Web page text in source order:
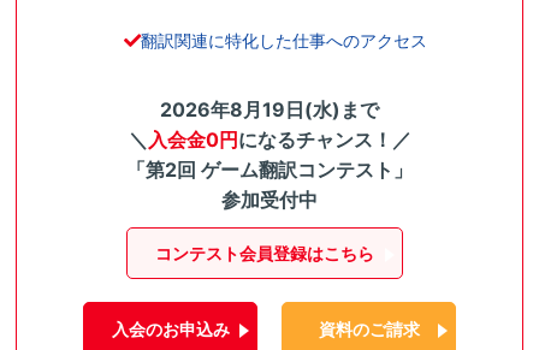
翻訳関連に特化した仕事へのアクセス
2026年8月19日(水)まで
＼ 入会金0円になるチャンス！／
「第2回 ゲーム翻訳コンテスト」
参加受付中
コンテスト会員登録はこちら
入会のお申込み 資料のご請求